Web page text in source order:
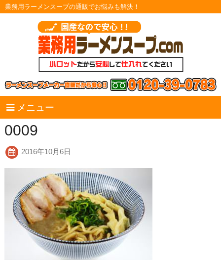
業務用ラーメンスープの通販でお悩みも解決！
メニュー
0009
2016年10月6日